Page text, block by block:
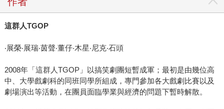
這群人TGOP
‧展榮‧展瑞‧茵聲‧董仔‧木星‧尼克‧石頭
2008年「這群人TGOP」以搞笑劇團短暫成軍；最初是由幾位高
中、大學戲劇科的同班同學所組成，專門參加各大戲劇比賽以及
劇場演出等活動，在團員面臨學業與經濟的問題下暫時解散。